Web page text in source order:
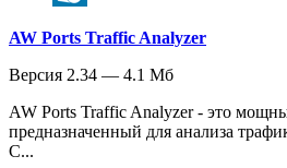
AW Ports Traffic Analyzer
Версия 2.34 — 4.1 Мб
AW Ports Traffic Analyzer - это
предназначенный для анализа
С...